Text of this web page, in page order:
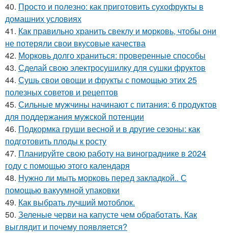
40. Просто и полезно: как приготовить сухофрукты в
домашних условиях
41. Как правильно хранить свеклу и морковь, чтобы они
не потеряли свои вкусовые качества
42. Морковь долго храниться: проверенные способы
43. Сделай свою электросушилку для сушки фруктов
44. Сушь свои овощи и фрукты с помощью этих 25
полезных советов и рецептов
45. Сильные мужчины начинают с питания: 6 продуктов
для поддержания мужской потенции
46. Подкормка груши весной и в другие сезоны: как
подготовить плоды к росту
47. Планируйте свою работу на винограднике в 2024
году с помощью этого календаря
48. Нужно ли мыть морковь перед закладкой.. С
помощью вакуумной упаковки
49. Как выбрать лучший мотоблок.
50. Зеленые черви на капусте чем обработать. Как
выглядит и почему появляется?